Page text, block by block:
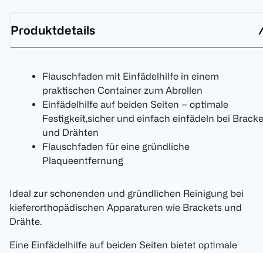
Produktdetails
Flauschfaden mit Einfädelhilfe in einem
praktischen Container zum Abrollen
Einfädelhilfe auf beiden Seiten – optimale
Festigkeit,sicher und einfach einfädeln bei
und Drähten
Flauschfaden für eine gründliche
Plaqueentfernung
Ideal zur schonenden und gründlichen Reinigung bei
kieferorthopädischen Apparaturen wie Brackets und
Drähte.
Eine Einfädelhilfe auf beiden Seiten bietet optimale